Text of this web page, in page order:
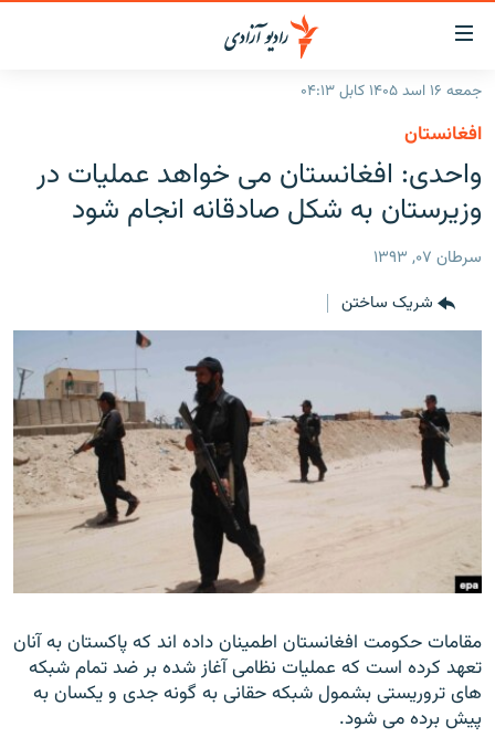
لینک‌های
قابل
دسترسی
به
متن
اصلی
بازگشت
منوی
مراجعه
گزارش‌ها
افغانستان
جهان
خبرها
مصاحبه‌ها
برنامه‌ها
ورزش
بحران مهاجرت
'کووید-۱۹'
صفحه پشتو
به ما بپیوندید
جمعه ۱۶ اسد ۱۴۰۵ کابل ۰۴:۱۳
افغانستان
واحدی: افغانستان می خواهد عملیات در
وزیرستان به شکل صادقانه انجام شود
سرطان ۰۷, ۱۳۹۳
شریک ساختن
مقامات حکومت افغانستان اطمینان داده اند که پاکستان به آنان
تعهد کرده است که عملیات نظامی آغاز شده بر ضد تمام شبکه
های تروریستی بشمول شبکه حقانی به گونه جدی و یکسان به
پیش برده می شود.